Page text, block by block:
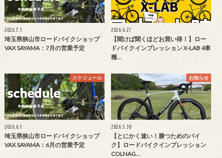
2026.7.1
埼玉県狭山市ロードバイクショップ
VAX SAYAMA：7月の営業予定
2026.6.27
【聞けば聞くほどお買い得！】ロー
ドバイクインプレッション X-LAB 4車
種…
スケジュール
2026.6.1
埼玉県狭山市ロードバイクショップ
VAX SAYAMA：6月の営業予定
お知らせ
2026.5.30
【とにかく速い！勝つためのバイ
ク】ロードバイクインプレッション
COLNAG…